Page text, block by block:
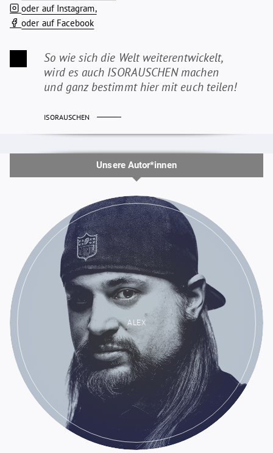
oder auf Instagram,
oder auf Facebook
So wie sich die Welt weiterentwickelt,
wird es auch ISORAUSCHEN machen
und ganz bestimmt hier mit euch teilen!
ISORAUSCHEN
Unsere Autor*innen
ALEX